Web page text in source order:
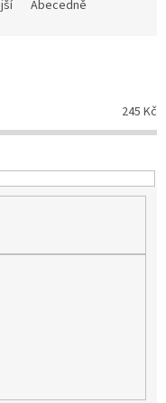
Abecedně
245 Kč